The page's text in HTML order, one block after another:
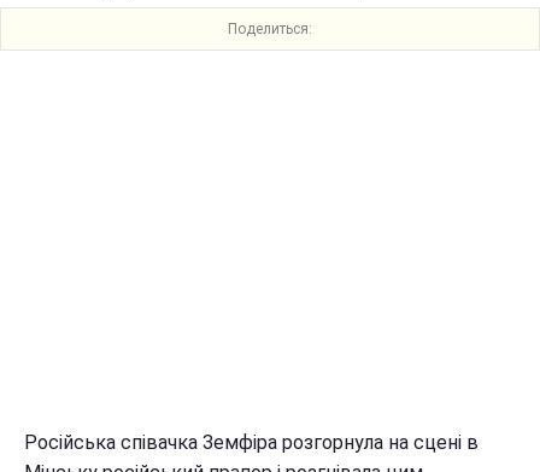
Поделиться:
Російська співачка Земфіра розгорнула на сцені в